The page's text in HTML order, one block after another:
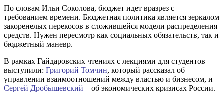
По словам Ильи Соколова, бюджет идет вразрез с
требованием времени. Бюджетная политика является зеркалом
закоренелых перекосов в сложившейся модели распределения
средств. Нужен пересмотр как социальных обязательств, так и
бюджетный маневр.
В рамках Гайдаровских чтениях с лекциями для студентов
выступили: Григорий Томчин, который рассказал об
управлении взаимоотношений между властью и бизнесом, и
Сергей Дробышевский – об экономических кризисах России.